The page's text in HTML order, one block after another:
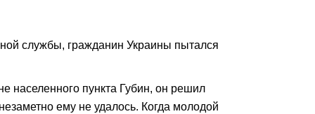
службы, гражданин Украины пытался
населенного пункта Губин, он решил
ему не удалось. Когда молодой